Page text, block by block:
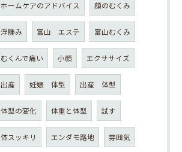
ホームケアのアドバイス 顔のむくみ
浮腫み 富山 エステ 富山むくみ
むくんで痛い 小顔 エクササイズ
出産 妊娠 体型 出産 体型
体型の変化 体重と体型 試す
体スッキリ エンダモ路地 雰囲気